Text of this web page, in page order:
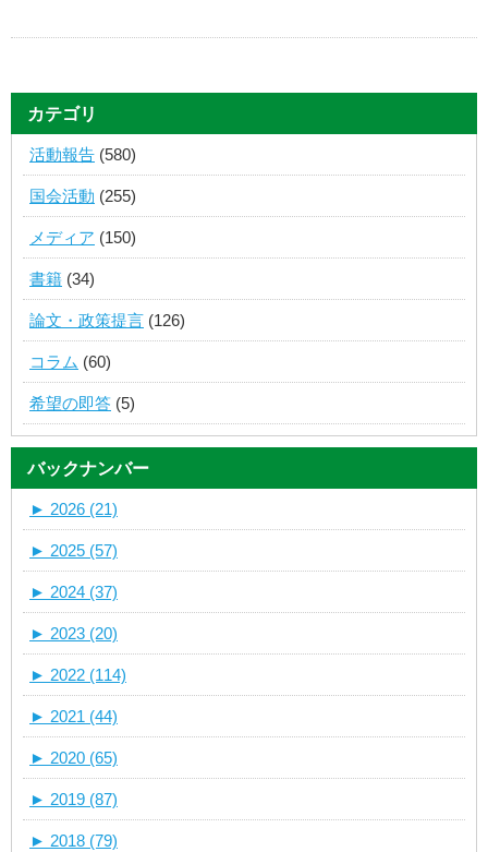
カテゴリ
活動報告 (580)
国会活動 (255)
メディア (150)
書籍 (34)
論文・政策提言 (126)
コラム (60)
希望の即答 (5)
バックナンバー
► 2026 (21)
► 2025 (57)
► 2024 (37)
► 2023 (20)
► 2022 (114)
► 2021 (44)
► 2020 (65)
► 2019 (87)
► 2018 (79)